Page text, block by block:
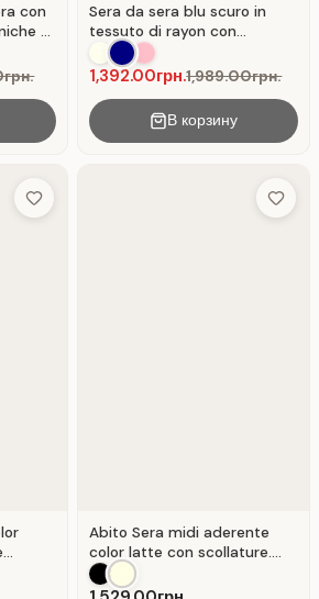
con
a
Sera da sera blu scuro in
tessuto di rayon con
maniche a sbuffo . Blu scuro.
1,392.00грн.1,989.00грн.
В корзину
Add to Wish List Add to
Abito Sera midi aderente
color latte con scollature.
Colore Lattico